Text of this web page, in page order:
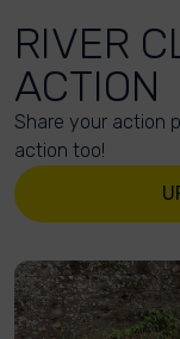
RIVER
ACTION
Share your action
action too!